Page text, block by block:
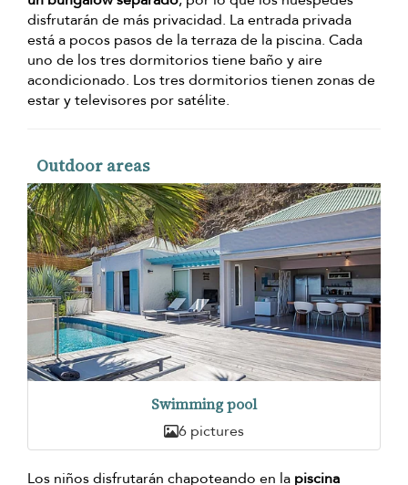
disfrutarán de más privacidad. La entrada privada
está a pocos pasos de la terraza de la piscina. Cada
uno de los tres dormitorios tiene baño y aire
acondicionado. Los tres dormitorios tienen zonas de
estar y televisores por satélite.
Outdoor areas
Swimming pool
6 pictures
Los niños disfrutarán chapoteando en la piscina